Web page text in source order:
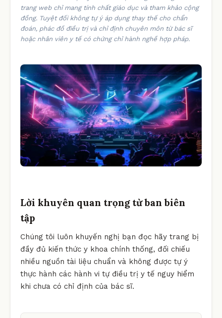
trang web chỉ mang tính chất giáo dục và tham khảo cộng
đồng. Tuyệt đối không tự ý áp dụng thay thế cho chẩn
đoán, phác đồ điều trị và chỉ định chuyên môn từ bác sĩ
hoặc nhân viên y tế có chứng chỉ hành nghề hợp pháp.
Lời khuyên quan trọng từ ban biên
tập
Chúng tôi luôn khuyến nghị bạn đọc hãy trang bị
đầy đủ kiến thức y khoa chính thống, đối chiếu
nhiều nguồn tài liệu chuẩn và không được tự ý
thực hành các hành vi tự điều trị y tế nguy hiểm
khi chưa có chỉ định của bác sĩ.